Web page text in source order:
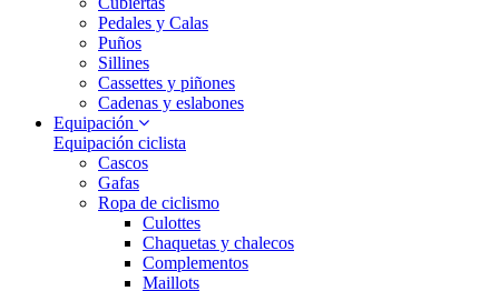
Pedales y Calas
Puños
Sillines
Cassettes y piñones
Cadenas y eslabones
Equipación
Equipación ciclista
Cascos
Gafas
Ropa de ciclismo
Culottes
Chaquetas y chalecos
Complementos
Maillots